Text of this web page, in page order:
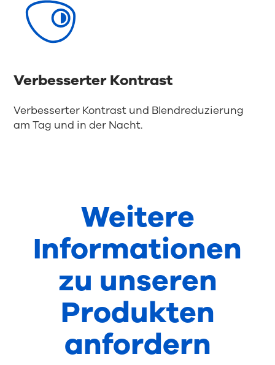
Verbesserter Kontrast
Verbesserter Kontrast und Blendreduzierung
am Tag und in der Nacht.
Weitere
Informationen
zu unseren
Produkten
anfordern